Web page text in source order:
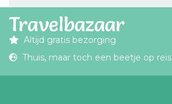
Altijd gratis bezorging
Thuis, maar toch een beetje op reis